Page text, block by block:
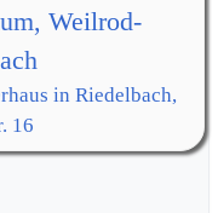
Weilrod-
in Riedelbach,
16